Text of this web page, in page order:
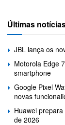
Últimas
JBL lança os
Motorola Edge
smartphone
Google Pixel
novas
Huawei
de 2026